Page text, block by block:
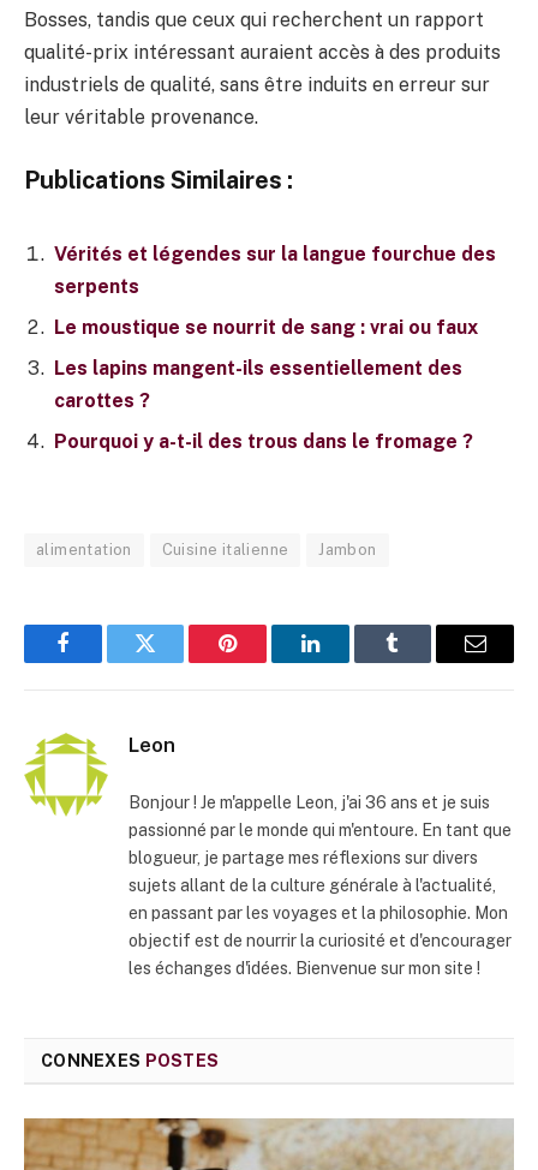
Bosses, tandis que ceux qui recherchent un rapport
qualité-prix intéressant auraient accès à des produits
industriels de qualité, sans être induits en erreur sur
leur véritable provenance.
Publications Similaires :
Vérités et légendes sur la langue fourchue des
serpents
Le moustique se nourrit de sang : vrai ou faux
Les lapins mangent-ils essentiellement des
carottes ?
Pourquoi y a-t-il des trous dans le fromage ?
alimentation Cuisine italienne Jambon
FacebookTwitter Pinterest LinkedInTumblr
E-
Leon
Bonjour ! Je m'appelle Leon, j'ai 36 ans et je suis
passionné par le monde qui m'entoure. En tant que
blogueur, je partage mes réflexions sur divers
sujets allant de la culture générale à l'actualité,
en passant par les voyages et la philosophie. Mon
objectif est de nourrir la curiosité et d'encourager
les échanges d'idées. Bienvenue sur mon site !
CONNEXES POSTES